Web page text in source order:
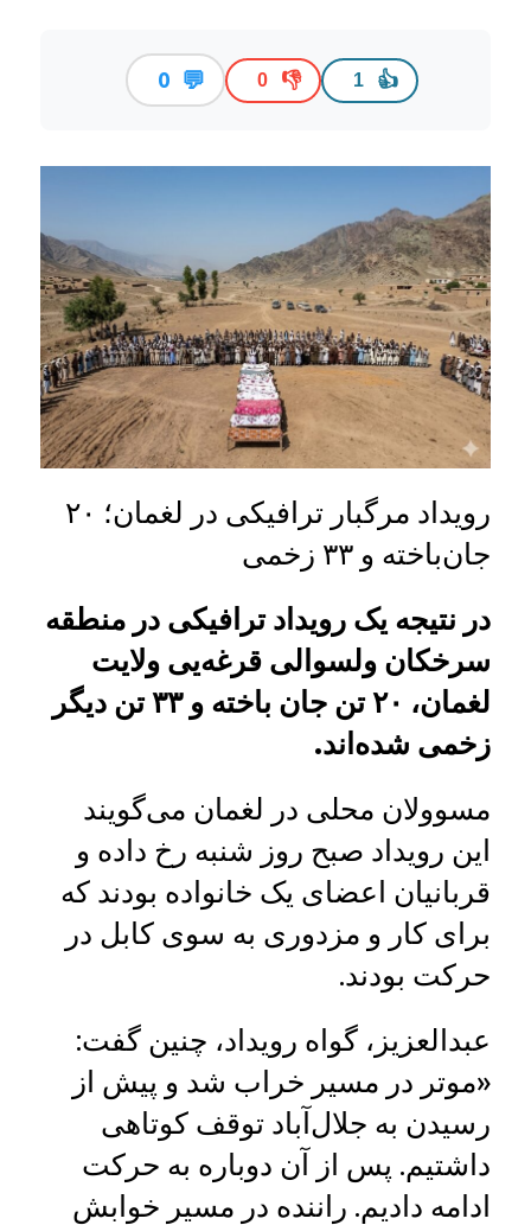
👍
1
👎
0
💬
0
رویداد مرگبار ترافیکی در لغمان؛ ۲۰
جان‌باخته و ۳۳ زخمی
در نتیجه یک رویداد ترافیکی در منطقه
سرخکان ولسوالی قرغه‌یی ولایت
لغمان، ۲۰ تن جان باخته و ۳۳ تن دیگر
زخمی شده‌اند.
مسوولان محلی در لغمان می‌گویند
این رویداد صبح روز شنبه رخ داده و
قربانیان اعضای یک خانواده بودند که
برای کار و مزدوری به سوی کابل در
حرکت بودند.
عبدالعزیز، گواه رویداد، چنین گفت:
«موتر در مسیر خراب شد و پیش از
رسیدن به جلال‌آباد توقف کوتاهی
داشتیم. پس از آن دوباره به حرکت
ادامه دادیم. راننده در مسیر خوابش